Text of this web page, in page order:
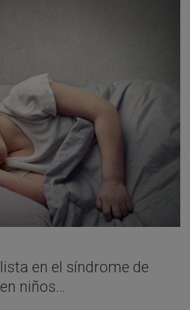
en el síndrome de
niños…